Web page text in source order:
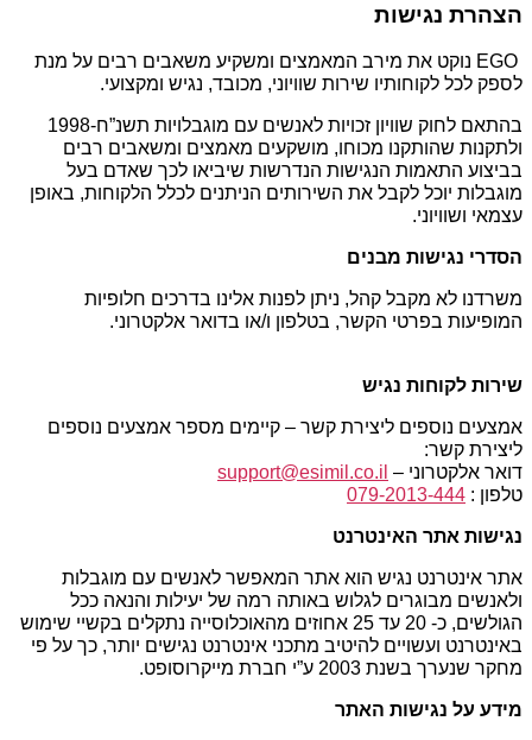
הצהרת נגישות
EGO נוקט את מירב המאמצים ומשקיע משאבים רבים על מנת
לספק לכל לקוחותיו שירות שוויוני, מכובד, נגיש ומקצועי.
בהתאם לחוק שוויון זכויות לאנשים עם מוגבלויות תשנ”ח-1998
ולתקנות שהותקנו מכוחו, מושקעים מאמצים ומשאבים רבים
בביצוע התאמות הנגישות הנדרשות שיביאו לכך שאדם בעל
מוגבלות יוכל לקבל את השירותים הניתנים לכלל הלקוחות, באופן
עצמאי ושוויוני.
הסדרי נגישות מבנים
משרדנו לא מקבל קהל, ניתן לפנות אלינו בדרכים חלופיות
המופיעות בפרטי הקשר, בטלפון ו/או בדואר אלקטרוני.
שירות לקוחות נגיש
אמצעים נוספים ליצירת קשר – קיימים מספר אמצעים נוספים
ליצירת קשר:
דואר אלקטרוני – support@esimil.co.il
טלפון : 079-2013-444
נגישות אתר האינטרנט
אתר אינטרנט נגיש הוא אתר המאפשר לאנשים עם מוגבלות
ולאנשים מבוגרים לגלוש באותה רמה של יעילות והנאה ככל
הגולשים, כ- 20 עד 25 אחוזים מהאוכלוסייה נתקלים בקשיי שימוש
באינטרנט ועשויים להיטיב מתכני אינטרנט נגישים יותר, כך על פי
מחקר שנערך בשנת 2003 ע”י חברת מייקרוסופט.
מידע על נגישות האתר